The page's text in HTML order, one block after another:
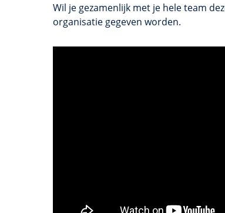
Wil je gezamenlijk met je hele team
organisatie gegeven worden.